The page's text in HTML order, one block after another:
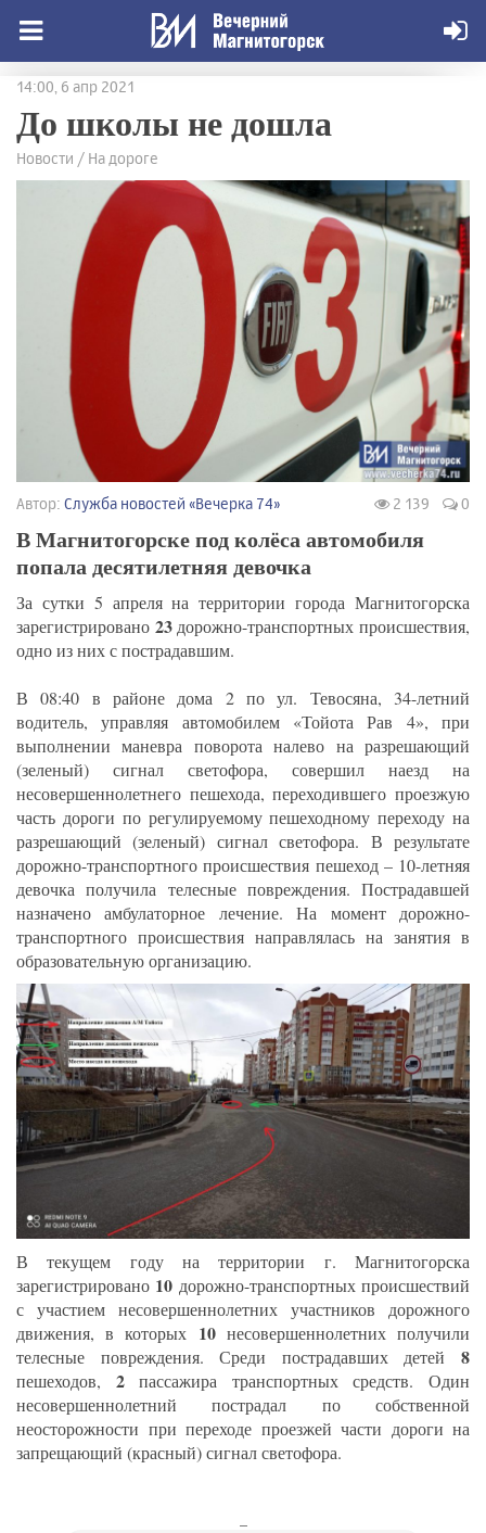
14:00, 6 апр 2021
До школы не дошла
Новости / На дороге
Автор: Служба новостей «Вечерка 74» 2 139 0
В Магнитогорске под колёса автомобиля
попала десятилетняя девочка
За сутки 5 апреля на территории города Магнитогорска
зарегистрировано 23дорожно-транспортных происшествия,
одно из них с пострадавшим.
В 08:40 в районе дома 2 по ул. Тевосяна, 34-летний
водитель, управляя автомобилем «Тойота Рав 4», при
выполнении маневра поворота налево на разрешающий
(зеленый) сигнал светофора, совершил наезд на
несовершеннолетнего пешехода, переходившего проезжую
часть дороги по регулируемому пешеходному переходу на
разрешающий (зеленый) сигнал светофора. В результате
дорожно-транспортного происшествия пешеход – 10-летняя
девочка получила телесные повреждения. Пострадавшей
назначено амбулаторное лечение. На момент дорожно-
транспортного происшествия направлялась на занятия в
образовательную организацию.
В текущем году на территории г. Магнитогорска
зарегистрировано 10 дорожно-транспортных происшествий
с участием несовершеннолетних участников дорожного
движения, в которых 10 несовершеннолетних получили
телесные повреждения. Среди пострадавших детей 8
пешеходов, 2пассажира транспортных средств. Один
несовершеннолетний пострадал по собственной
неосторожности при переходе проезжей части дороги на
запрещающий (красный) сигнал светофора.